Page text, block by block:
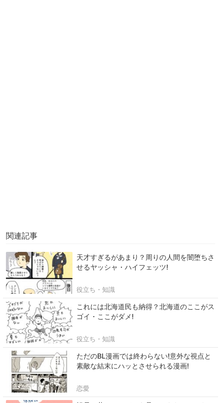
関連記事
天才すぎるがあまり？周りの人間を闇堕ちさ
せるヤッシャ・ハイフェッツ!
役立ち・知識
これには北海道民も納得？北海道のここがス
ゴイ・ここがダメ!
役立ち・知識
ただのBL漫画では終わらない!意外な視点と
素敵な結末にハッとさせられる漫画!
恋愛